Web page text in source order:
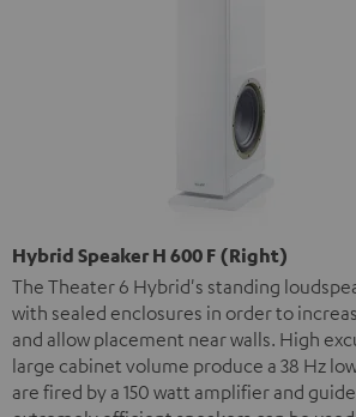
Hybrid Speaker H 600 F (Right)
The Theater 6 Hybrid's standing
with sealed enclosures in order to
and allow placement near walls. High
large cabinet volume produce a 38 Hz
are fired by a 150 watt amplifier and